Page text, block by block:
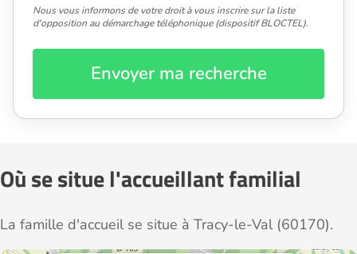
Nous vous informons de votre droit à vous inscrire sur la liste
d'opposition au démarchage téléphonique (dispositif BLOCTEL).
Envoyer ma recherche
Où se situe l'accueillant familial
La famille d'accueil se situe à Tracy-le-Val (60170).